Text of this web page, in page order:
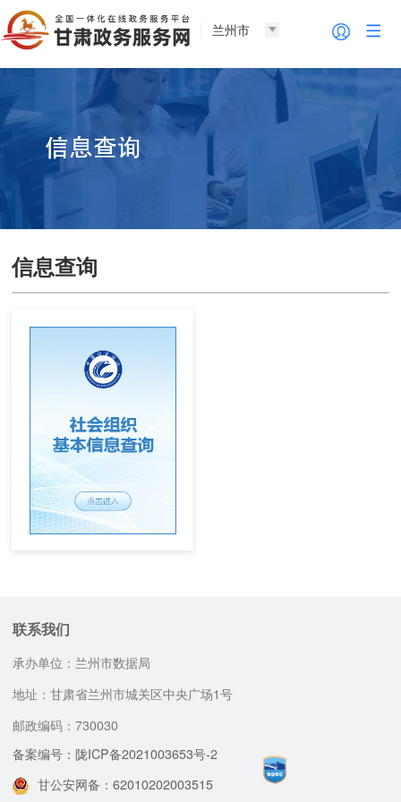
兰州市
信息查询
联系我们
承办单位：兰州市数据局
地址：甘肃省兰州市城关区中央广场1号
邮政编码：730030
备案编号：陇ICP备2021003653号-2
甘公安网备：62010202003515